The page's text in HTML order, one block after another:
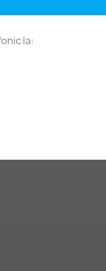
la:
confecționat brățări de
diametru 6,5
acrilice cu litere.